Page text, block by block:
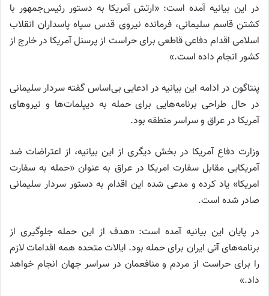
در این بیانیه آمده است: «ارتش آمریکا به دستور رئیس‌جمهور با
کشتن قاسم سلیمانی، فرمانده نیروی قدس سپاه پاسداران انقلاب
اسلامی اقدام دفاعی قاطعی برای حراست از پرسنل آمریکا در خارج از
کشور انجام داده است.»
پنتاگون در ادامه این بیانیه در ادعایی بی‌اساس گفته سردار سلیمانی
در حال طراحی برنامه‌هایی برای حمله به دیپلمات‌ها و نیروهای
آمریکا در عراق و سراسر منطقه بود.
وزارت دفاع آمریکا در بخش دیگری از این بیانیه، از اعتراضات ضد
آمریکایی مقابل سفارت امریکا در عراق به عنوان «حمله به سفارت
امریکا» یاد کرده و مدعی شده این اقدام به دستور سردار سلیمانی
صادر شده است.
در پایان این بیانیه آمده است: «هدف از این حمله جلوگیری از
برنامه‌های آتی ایران برای حمله بود. ایالات متحده همه اقدامات لازم
را برای حراست از مردم و منافعمان در سراسر جهان انجام خواهد
داد.»